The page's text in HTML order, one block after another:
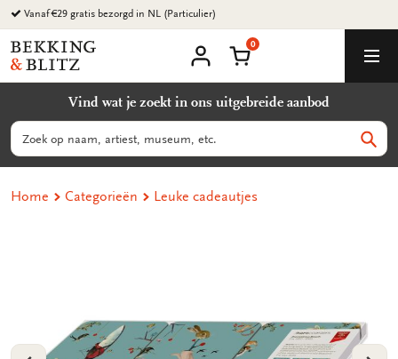
Ga
naar
content
Vanaf €29 gratis bezorgd in NL (Particulier)
Bekking
&
B.V.
account
Winkelmand
0
Vind wat je zoekt in ons uitgebreide aanbod
Zoeken
Home Categorieën Leuke cadeautjes